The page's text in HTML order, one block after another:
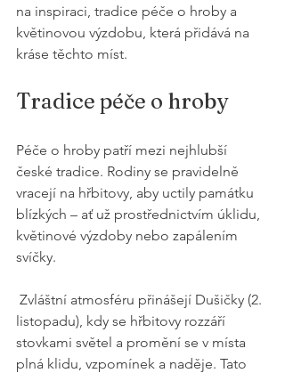
na inspiraci, tradice péče o hroby a
květinovou výzdobu, která přidává na
kráse těchto míst.
Tradice péče o hroby
Péče o hroby patří mezi nejhlubší
české tradice. Rodiny se pravidelně
vracejí na hřbitovy, aby uctily památku
blízkých – ať už prostřednictvím úklidu,
květinové výzdoby nebo zapálením
svíčky.
listopadu), kdy se hřbitovy rozzáří
stovkami světel a promění se v místa
plná klidu, vzpomínek a naděje. Tato